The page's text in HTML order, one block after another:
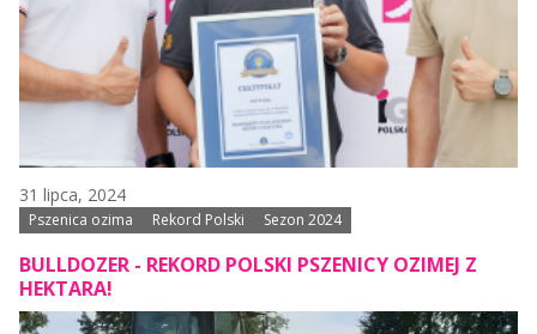
31 lipca, 2024
Pszenica ozima Rekord Polski Sezon 2024
BULLDOZER - REKORD POLSKI PSZENICY OZIMEJ Z
HEKTARA!